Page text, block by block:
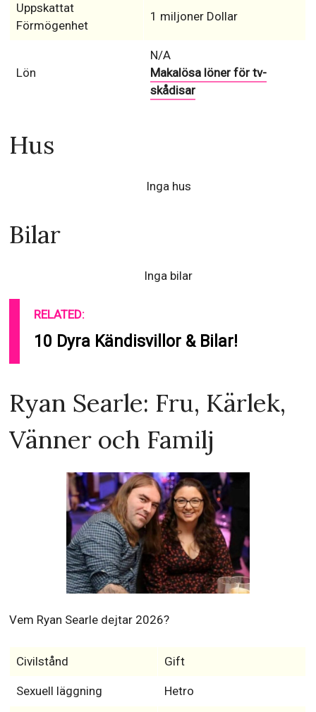
Uppskattat
Förmögenhet
1 miljoner Dollar
Lön
N/A
Makalösa löner för tv-
skådisar
Hus
Inga hus
Bilar
Inga bilar
RELATED:
10 Dyra Kändisvillor & Bilar!
Ryan Searle: Fru, Kärlek,
Vänner och Familj
Vem Ryan Searle dejtar 2026?
Civilstånd Gift
Sexuell läggning Hetro